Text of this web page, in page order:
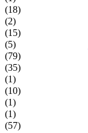
(18)
(2)
(15)
(5)
(79)
(35)
(1)
(10)
(1)
(1)
(57)